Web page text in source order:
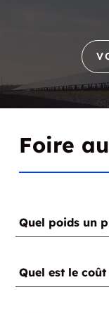
Foire
Quel poids un
de l’installation
par chaque
Quel est le coût